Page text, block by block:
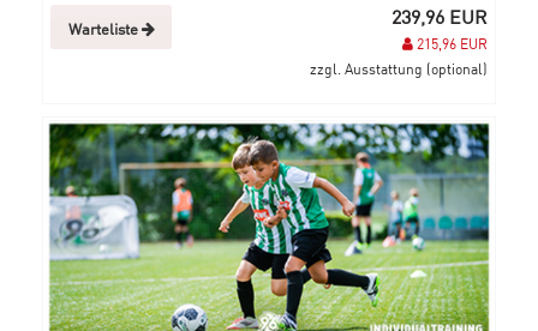
Warteliste 239,96 EUR
215,96 EUR
zzgl. Ausstattung (optional)